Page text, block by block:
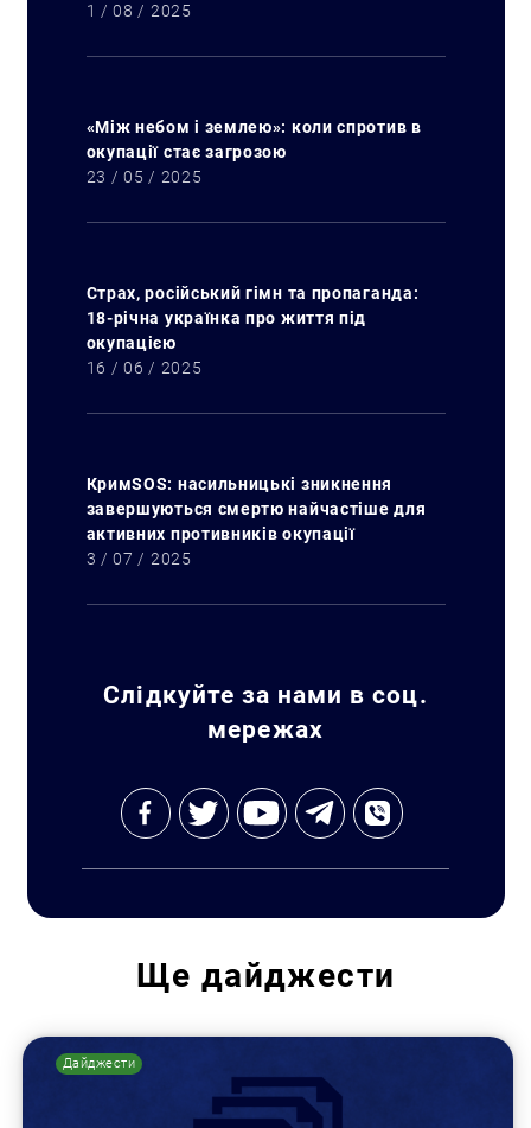
Пошук за запитом:
1 / 08 / 2025
«Між небом і землею»: коли спротив в
окупації стає загрозою
23 / 05 / 2025
Страх, російський гімн та пропаганда:
18-річна українка про життя під
окупацією
16 / 06 / 2025
КримSOS: насильницькі зникнення
завершуються смертю найчастіше для
активних противників окупації
3 / 07 / 2025
Слідкуйте за нами в соц.
мережах
Ще дайджести
Дайджести